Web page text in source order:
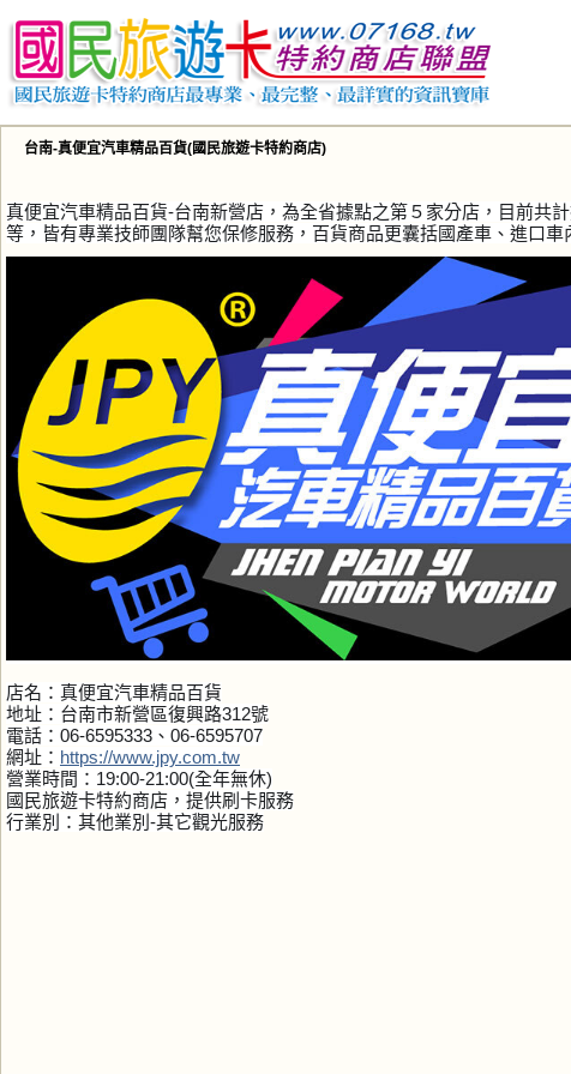
台南-真便宜汽車精品百貨(國民旅遊卡特約商店)
真便宜汽車精品百貨-台南新營店，為全省據點之第５家分店，目前共
等，皆有專業技師團隊幫您保修服務，百貨商品更囊括國產車、進口車
店名：真便宜汽車精品百貨
地址：台南市新營區復興路312號
電話：06-6595333、06-6595707
網址： https://www.jpy.com.tw
營業時間：19:00-21:00(全年無休)
國民旅遊卡特約商店，提供刷卡服務
行業別：其他業別-其它觀光服務